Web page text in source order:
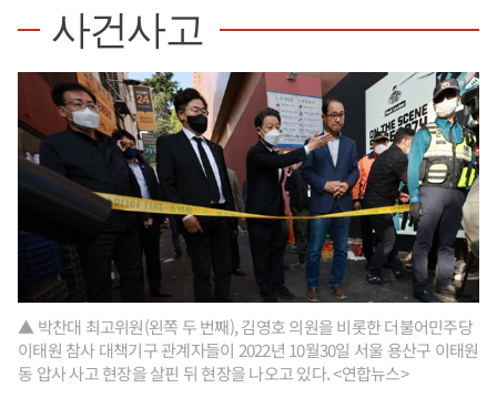
사건사고
▲ 박찬대 최고위원(왼쪽 두 번째), 김영호 의원을 비롯한 더불어민주당
이태원 참사 대책기구 관계자들이 2022년 10월30일 서울 용산구 이태원
동 압사 사고 현장을 살핀 뒤 현장을 나오고 있다. <연합뉴스>